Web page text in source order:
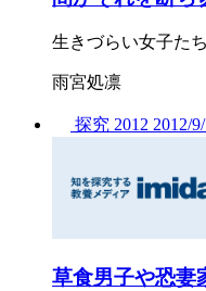
生きづらい女子た
雨宮処凛
探究 2012 2012/
草食男子や恐妻